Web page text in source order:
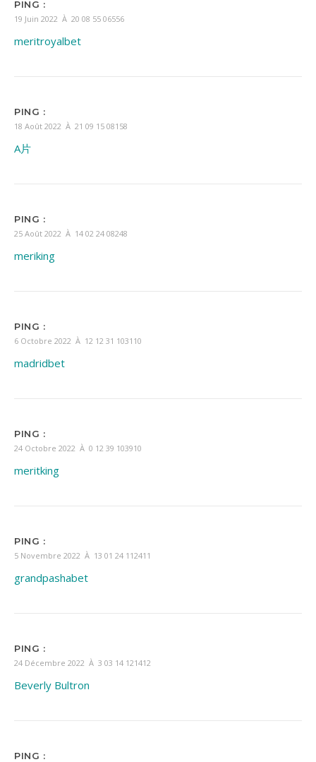
PING :
19 Juin 2022 À 20 08 55 06556
meritroyalbet
PING :
18 Août 2022 À 21 09 15 08158
A片
PING :
25 Août 2022 À 14 02 24 08248
meriking
PING :
6 Octobre 2022 À 12 12 31 103110
madridbet
PING :
24 Octobre 2022 À 0 12 39 103910
meritking
PING :
5 Novembre 2022 À 13 01 24 112411
grandpashabet
PING :
24 Décembre 2022 À 3 03 14 121412
Beverly Bultron
PING :